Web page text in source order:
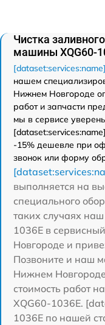
Чистка
машины XQG60-
нашем
Нижнем Новгороде
работ и запчасти
мы в сервисе
-15% дешевле при
звонок или форму
выполняется на
специального
таких случаях
1036E в
Новгороде и
Позвоните и наш
Нижнем Новгороде
стоимость работ
XQG60-1036E.
1036E по нашей